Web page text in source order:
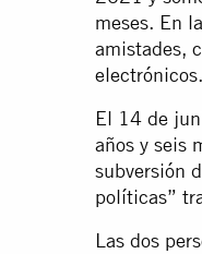
meses. En
amistades,
electrónicos.
El 14 de
años y seis
subversión
políticas”
Las dos